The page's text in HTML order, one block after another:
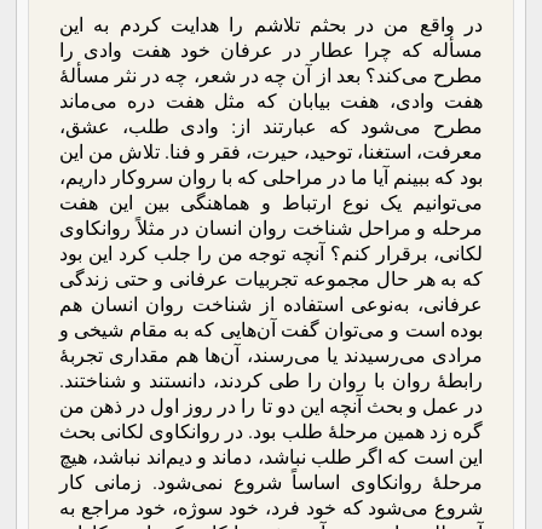
در واقع من در بحثم تلاشم را هدایت کردم به این
مسأله که چرا عطار در عرفان خود هفت وادی را
مطرح می‌کند؟ بعد از آن چه در شعر، چه در نثر مسألۀ
هفت وادی، هفت بیابان که مثل هفت دره می‌ماند
مطرح می‌شود که عبارتند از: وادی طلب، عشق،
معرفت، استغنا، توحید، حیرت، فقر و فنا. تلاش من این
بود که ببینم آیا ما در مراحلی که با روان سروکار داریم،
می‌توانیم یک نوع ارتباط و هماهنگی بین این هفت
مرحله و مراحل شناخت روان انسان در مثلاً روانکاوی
لکانی، برقرار کنم؟ آنچه توجه من را جلب کرد این بود
که به هر حال مجموعه تجربیات عرفانی و حتی زندگی
عرفانی، به‌نوعی استفاده از شناخت روان انسان هم
بوده است و می‌توان گفت آن‌هایی که به مقام شیخی و
مرادی می‌رسیدند یا می‌رسند، آن‌ها هم مقداری تجربۀ
رابطۀ روان با روان را طی کردند، دانستند و شناختند.
در عمل و بحث آنچه این دو تا را در روز اول در ذهن من
گره زد همین مرحلۀ طلب بود. در روانکاوی لکانی بحث
این است که اگر طلب نباشد، دماند و دیم‌اند نباشد، هیچ
مرحلۀ روانکاوی اساساً شروع نمی‌شود. زمانی کار
شروع می‌شود که خود فرد، خود سوژه، خود مراجع به